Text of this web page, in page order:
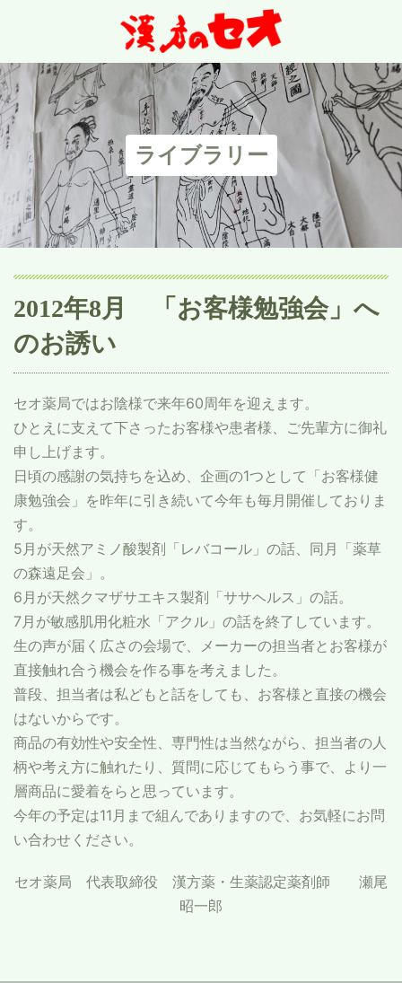
ライブラリー
2012年8月 「お客様勉強会」へ
のお誘い
セオ薬局ではお陰様で来年60周年を迎えます。
ひとえに支えて下さったお客様や患者様、ご先輩方に御礼
申し上げます。
日頃の感謝の気持ちを込め、企画の1つとして「お客様健
康勉強会」を昨年に引き続いて今年も毎月開催しておりま
す。
5月が天然アミノ酸製剤「レバコール」の話、同月「薬草
の森遠足会」。
6月が天然クマザサエキス製剤「ササヘルス」の話。
7月が敏感肌用化粧水「アクル」の話を終了しています。
生の声が届く広さの会場で、メーカーの担当者とお客様が
直接触れ合う機会を作る事を考えました。
普段、担当者は私どもと話をしても、お客様と直接の機会
はないからです。
商品の有効性や安全性、専門性は当然ながら、担当者の人
柄や考え方に触れたり、質問に応じてもらう事で、より一
層商品に愛着をらと思っています。
今年の予定は11月まで組んでありますので、お気軽にお問
い合わせください。
セオ薬局 代表取締役 漢方薬・生薬認定薬剤師 瀬尾
昭一郎